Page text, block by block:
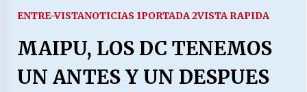
03/08/2026
LA DC POR SIEMPRE.RECORDANDO 69 AÑOS DE
28/07/2026
ENTRE-VISTANOTICIAS 1PORTADA 2VISTA RAPIDA
MAIPU, LOS DC TENEMOS
UN ANTES Y UN DESPUES